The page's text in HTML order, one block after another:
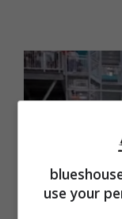
use your